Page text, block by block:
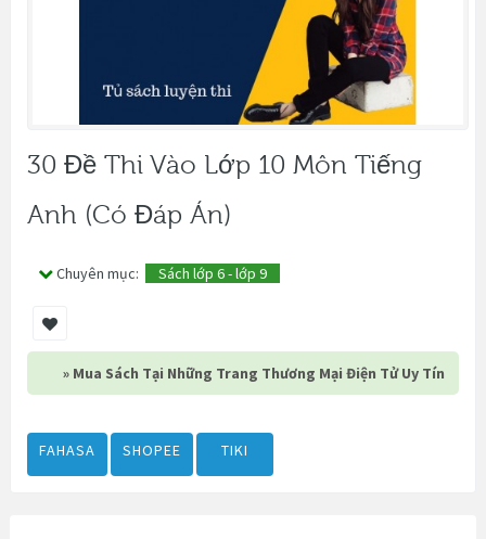
30 Đề Thi Vào Lớp 10 Môn Tiếng
Anh (có Đáp Án)
Chuyên mục: Sách lớp 6 - lớp 9
» Mua Sách Tại Những Trang Thương Mại Điện Tử Uy Tín
FAHASA SHOPEE TIKI